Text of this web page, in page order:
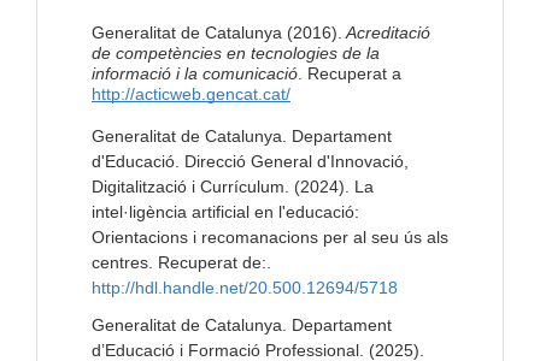
Generalitat de Catalunya (2016). Acreditació
de competències en tecnologies de la
informació i la comunicació . Recuperat a
http://acticweb.gencat.cat/
Generalitat de Catalunya. Departament
d'Educació. Direcció General d'Innovació,
Digitalització i Currículum. (2024). La
intel·ligència artificial en l'educació:
Orientacions i recomanacions per al seu ús als
centres. Recuperat de:.
http://hdl.handle.net/20.500.12694/5718
Generalitat de Catalunya. Departament
d’Educació i Formació Professional. (2025).